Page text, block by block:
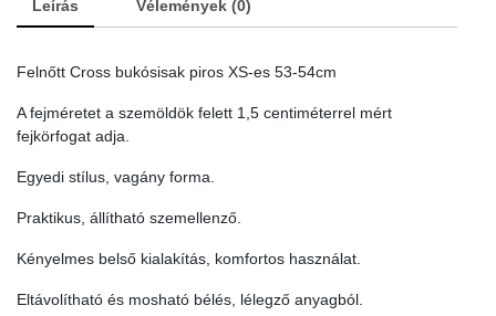
quantity
Leírás Vélemények (0)
Felnőtt Cross bukósisak piros XS-es 53-54cm
A fejméretet a szemöldök felett 1,5 centiméterrel mért
fejkörfogat adja.
Egyedi stílus, vagány forma.
Praktikus, állítható szemellenző.
Kényelmes belső kialakítás, komfortos használat.
Eltávolítható és mosható bélés, lélegző anyagból.